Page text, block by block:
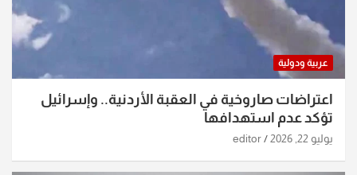
عربية ودولية
اعتراضات صاروخية في العقبة الأردنية.. وإسرائيل
تؤكد عدم استهدافها
يوليو 22, 2026 editor